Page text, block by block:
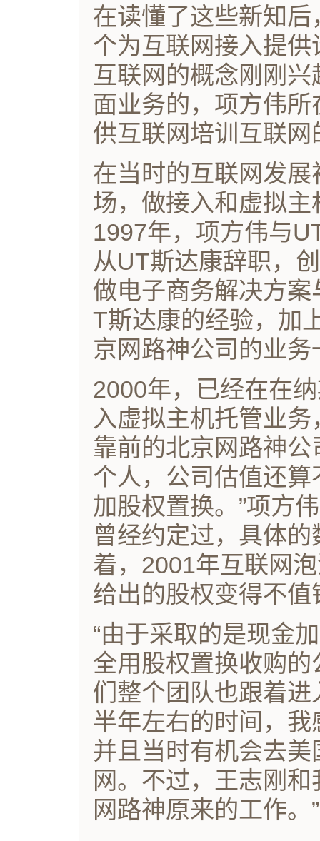
在读懂了这些新知
个为互联网接入提
互联网的概念刚刚
面业务的，项方伟
供互联网培训互联网
在当时的互联网发
场，做接入和虚拟
1997年，项方伟与
从UT斯达康辞职，
做电子商务解决方
T斯达康的经验，加
京网路神公司的业
2000年，已经在在
入虚拟主机托管业
靠前的北京网路神公
个人，公司估值还
加股权置换。”项方
曾经约定过，具体
着，2001年互联网
给出的股权变得不值
“由于采取的是现金
全用股权置换收购
们整个团队也跟着
半年左右的时间，
并且当时有机会去
网。不过，王志刚
网路神原来的工作。”